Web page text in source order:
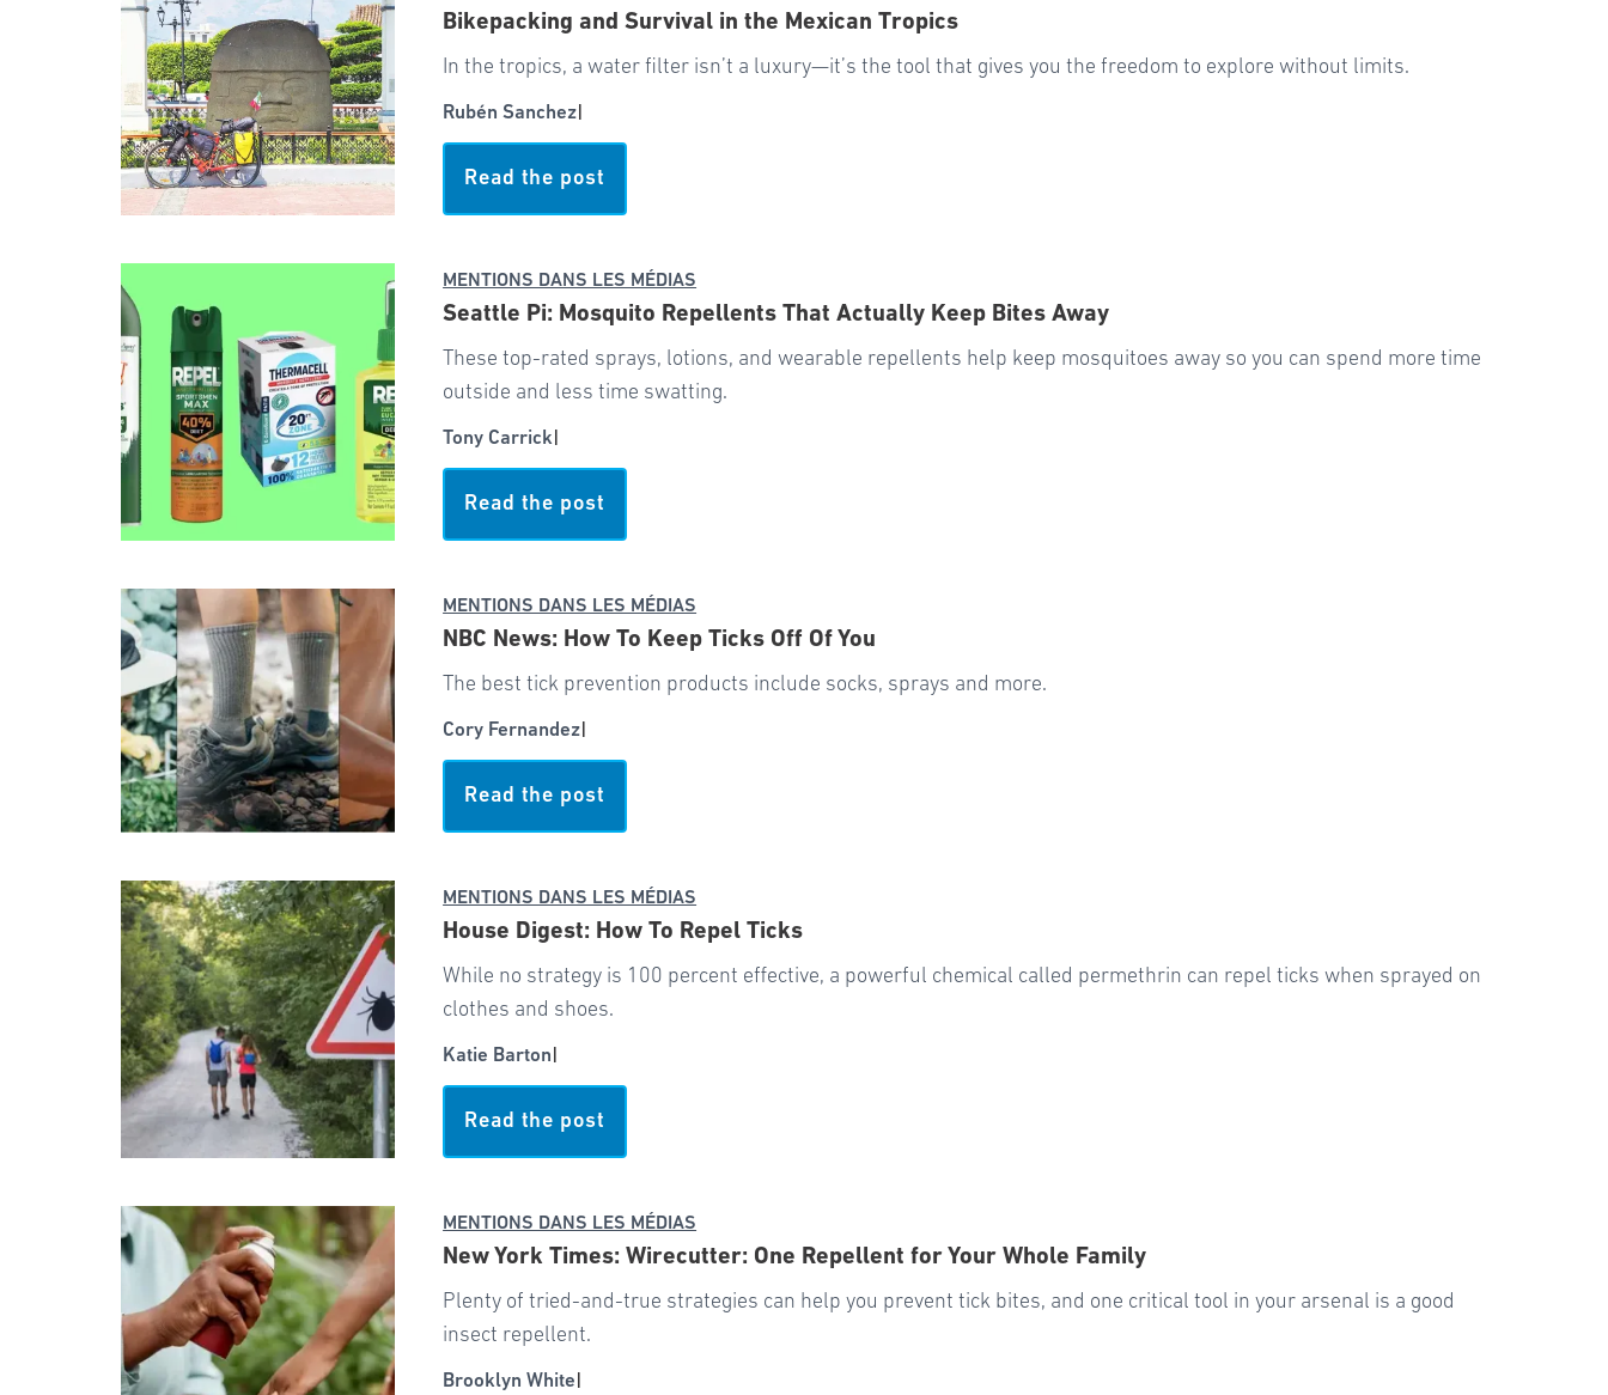
Bikepacking and Survival in the Mexican Tropics
In the tropics, a water filter isn’t a luxury—it’s the tool that gives you the freedom to explore without limits.
Rubén Sanchez
Read the post
MENTIONS DANS LES MÉDIAS
Seattle Pi: Mosquito Repellents That Actually Keep Bites Away
These top-rated sprays, lotions, and wearable repellents help keep mosquitoes away so you can spend more time
outside and less time swatting.
Tony Carrick
Read the post
MENTIONS DANS LES MÉDIAS
NBC News: How To Keep Ticks Off Of You
The best tick prevention products include socks, sprays and more.
Cory Fernandez
Read the post
MENTIONS DANS LES MÉDIAS
House Digest: How To Repel Ticks
While no strategy is 100 percent effective, a powerful chemical called permethrin can repel ticks when sprayed on
clothes and shoes.
Katie Barton
Read the post
MENTIONS DANS LES MÉDIAS
New York Times: Wirecutter: One Repellent for Your Whole Family
Plenty of tried-and-true strategies can help you prevent tick bites, and one critical tool in your arsenal is a good
insect repellent.
Brooklyn White